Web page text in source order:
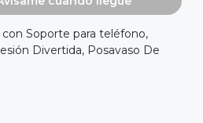
Soporte para teléfono,
Divertida, Posavaso De